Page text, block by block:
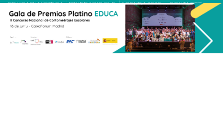
EDUCAFILMOTECA
ITINERARIO ELE AGENDA 2030 CONTACTO